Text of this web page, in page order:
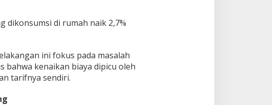
dikonsumsi di rumah naik 2,7%
ini fokus pada masalah
bahwa kenaikan biaya dipicu oleh
tarifnya sendiri.